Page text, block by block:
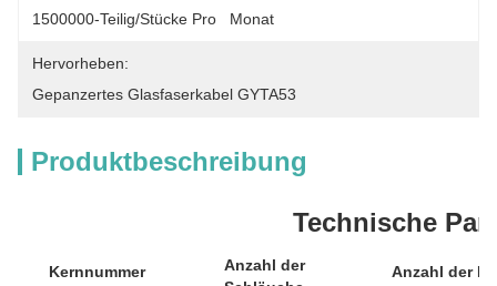
1500000-Teilig/Stücke Pro   Monat
Hervorheben:
Gepanzertes Glasfaserkabel GYTA53
Produktbeschreibung
Technische
Kernnummer
Anzahl der
Anzahl der